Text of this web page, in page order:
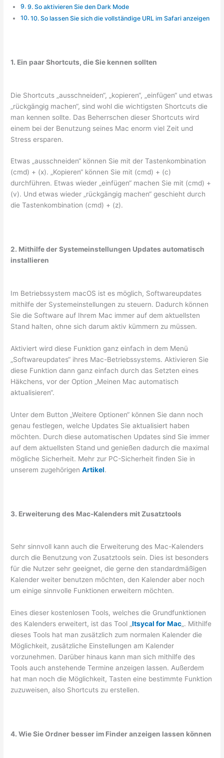
9. So aktivieren Sie den Dark Mode
10. So lassen Sie sich die vollständige URL im Safari anzeigen
1. Ein paar Shortcuts, die Sie kennen sollten
Die Shortcuts „ausschneiden“, „kopieren“, „einfügen“ und etwas
„rückgängig machen“, sind wohl die wichtigsten Shortcuts die
man kennen sollte. Das Beherrschen dieser Shortcuts wird
einem bei der Benutzung seines Mac enorm viel Zeit und
Stress ersparen.
Etwas „ausschneiden“ können Sie mit der Tastenkombination
(cmd) + (x). „Kopieren“ können Sie mit (cmd) + (c)
durchführen. Etwas wieder „einfügen“ machen Sie mit (cmd) +
(v). Und etwas wieder „rückgängig machen“ geschieht durch
die Tastenkombination (cmd) + (z).
2. Mithilfe der Systemeinstellungen Updates automatisch
installieren
Im Betriebssystem macOS ist es möglich, Softwareupdates
mithilfe der Systemeinstellungen zu steuern. Dadurch können
Sie die Software auf Ihrem Mac immer auf dem aktuellsten
Stand halten, ohne sich darum aktiv kümmern zu müssen.
Aktiviert wird diese Funktion ganz einfach in dem Menü
„Softwareupdates“ ihres Mac-Betriebssystems. Aktivieren Sie
diese Funktion dann ganz einfach durch das Setzten eines
Häkchens, vor der Option „Meinen Mac automatisch
aktualisieren“.
Unter dem Button „Weitere Optionen“ können Sie dann noch
genau festlegen, welche Updates Sie aktualisiert haben
möchten. Durch diese automatischen Updates sind Sie immer
auf dem aktuellsten Stand und genießen dadurch die maximal
mögliche Sicherheit. Mehr zur PC-Sicherheit finden Sie in
unserem zugehörigenArtikel.
3. Erweiterung des Mac-Kalenders mit Zusatztools
Sehr sinnvoll kann auch die Erweiterung des Mac-Kalenders
durch die Benutzung von Zusatztools sein. Dies ist besonders
für die Nutzer sehr geeignet, die gerne den standardmäßigen
Kalender weiter benutzen möchten, den Kalender aber noch
um einige sinnvolle Funktionen erweitern möchten.
Eines dieser kostenlosen Tools, welches die Grundfunktionen
des Kalenders erweitert, ist das Tool „Itsycal for Mac„. Mithilfe
dieses Tools hat man zusätzlich zum normalen Kalender die
Möglichkeit, zusätzliche Einstellungen am Kalender
vorzunehmen. Darüber hinaus kann man sich mithilfe des
Tools auch anstehende Termine anzeigen lassen. Außerdem
hat man noch die Möglichkeit, Tasten eine bestimmte Funktion
zuzuweisen, also Shortcuts zu erstellen.
4. Wie Sie Ordner besser im Finder anzeigen lassen können